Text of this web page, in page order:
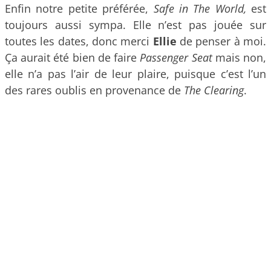
Enfin notre petite préférée, Safe in The World, est
toujours aussi sympa. Elle n’est pas jouée sur
toutes les dates, donc merci Ellie de penser à moi.
Ça aurait été bien de fairePassenger Seatmais non,
elle n’a pas l’air de leur plaire, puisque c’est l’un
des rares oublis en provenance de The Clearing.